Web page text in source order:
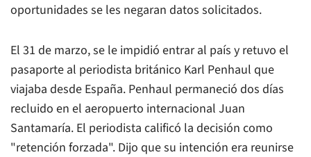
oportunidades se les negaran datos solicitados.
El 31 de marzo, se le impidió entrar al país y retuvo el
pasaporte al periodista británico Karl Penhaul que
viajaba desde España. Penhaul permaneció dos días
recluido en el aeropuerto internacional Juan
Santamaría. El periodista calificó la decisión como
"retención forzada". Dijo que su intención era reunirse